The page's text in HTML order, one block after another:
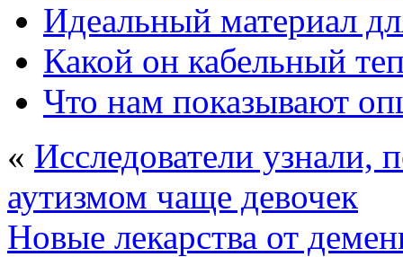
Идеальный материал
Какой он кабельный
Что нам показывают
« Исследователи узнали,
аутизмом чаще девочек
Новые лекарства от